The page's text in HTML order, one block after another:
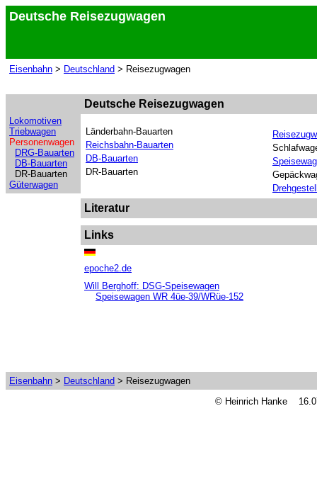
Deutsche Reisezugwagen
Eisenbahn > Deutschland > Reisezugwagen
Lokomotiven
Triebwagen
Personenwagen
DRG-Bauarten
DB-Bauarten
DR-Bauarten
Güterwagen
Deutsche Reisezugwagen
Länderbahn-Bauarten
Reichsbahn-Bauarten
DB-Bauarten
DR-Bauarten
Literatur
Links
epoche2.de
Will Berghoff: DSG-Speisewagen
Speisewagen WR 4üe-39/WRüe-152
Eisenbahn > Deutschland > Reisezugwagen
© Heinrich Hanke